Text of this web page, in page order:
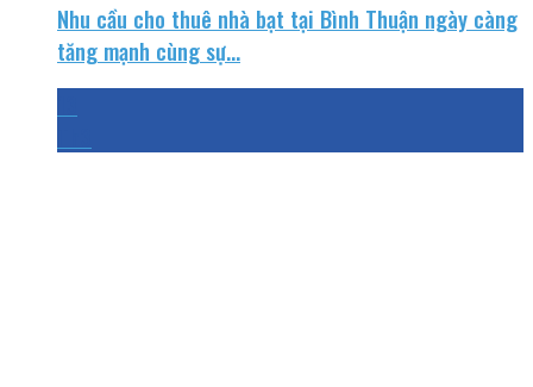
Nhu cầu cho thuê nhà bạt tại Bình Thuận ngày càng
tăng mạnh cùng sự...